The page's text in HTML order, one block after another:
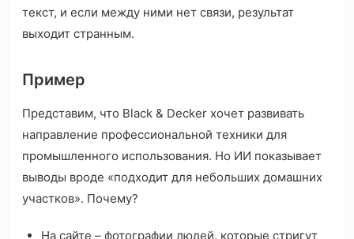
текст, и если между ними нет связи, результат
выходит странным.
Пример
Представим, что Black & Decker хочет развивать
направление профессиональной техники для
промышленного использования. Но ИИ показывает
выводы вроде «подходит для небольших домашних
участков». Почему?
На сайте – фотографии людей, которые стригут